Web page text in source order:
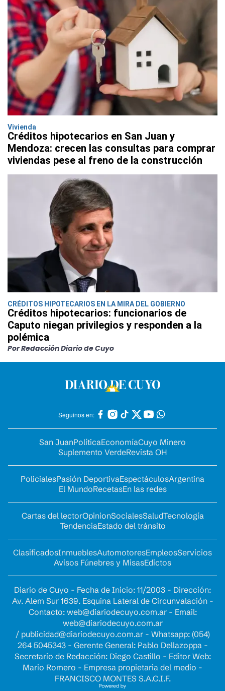
Vivienda
Créditos hipotecarios en San Juan y
Mendoza: crecen las consultas para comprar
viviendas pese al freno de la construcción
CRÉDITOS HIPOTECARIOS EN LA MIRA DEL GOBIERNO
Créditos hipotecarios: funcionarios de
Caputo niegan privilegios y responden a la
polémica
Por Redacción Diario de Cuyo
Seguinos en:
San JuanPolíticaEconomíaCuyo Minero
Suplemento VerdeRevista OH
PolicialesPasión DeportivaEspectáculosArgentina
El MundoRecetasEn las redes
Cartas del lectorOpinionSocialesSaludTecnología
TendenciaEstado del tránsito
ClasificadosInmueblesAutomotoresEmpleosServicios
Avisos Fúnebres y MisasEdictos
Diario de Cuyo - Fecha de Inicio: 11/2003 - Dirección:
Av. Alem Sur 1639. Esquina Lateral de Circunvalación -
Contacto: web@diariodecuyo.com.ar- Email:
web@diariodecuyo.com.ar
/ publicidad@diariodecuyo.com.ar- Whatsapp: (054)
264 5045343 - Gerente General: Pablo Dellazoppa -
Secretario de Redacción: Diego Castillo - Editor Web:
Mario Romero - Empresa propietaria del medio -
FRANCISCO MONTES S.A.C.I.F.